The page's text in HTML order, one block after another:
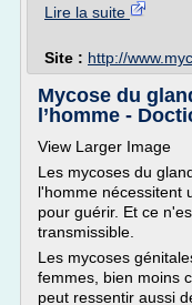
Lire la suite
Site : http://
Mycose du
l’homme -
View Larger Image
Les mycoses du
l'homme nécessitent
pour guérir. Et ce
transmissible.
Les mycoses
femmes, bien moins
peut ressentir aussi